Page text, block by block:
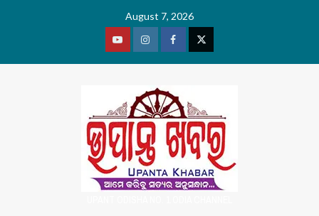
August 7, 2026
YoutubeVimeoFacebookTwitter